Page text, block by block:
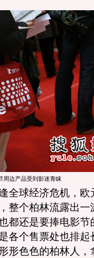
周边产品受到影迷青睐
全球经济危机，欧
整个柏林流露出一
都还是要捧电影节
各个售票处也排起
形色色的柏林人，